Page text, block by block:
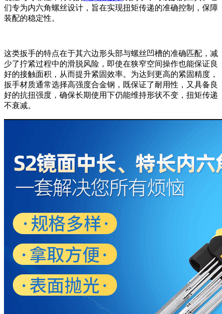
们专为内六角螺丝设计，旨在实现扭矩传递的准确控制，保障
装配的稳定性。
这类扳手的特点在于其六边形头部与螺丝凹槽的准确匹配，减
少了拧紧过程中的滑脱风险，即使在狭窄空间操作也能保证良
好的接触面积，从而提升紧固效率。为达到更高的紧固精度，
扳手材质通常选择高强度合金钢，既保证了耐用性，又具备良
好的抗扭强度，确保长期使用下仍能维持形状不变，扭矩传递
不衰减。